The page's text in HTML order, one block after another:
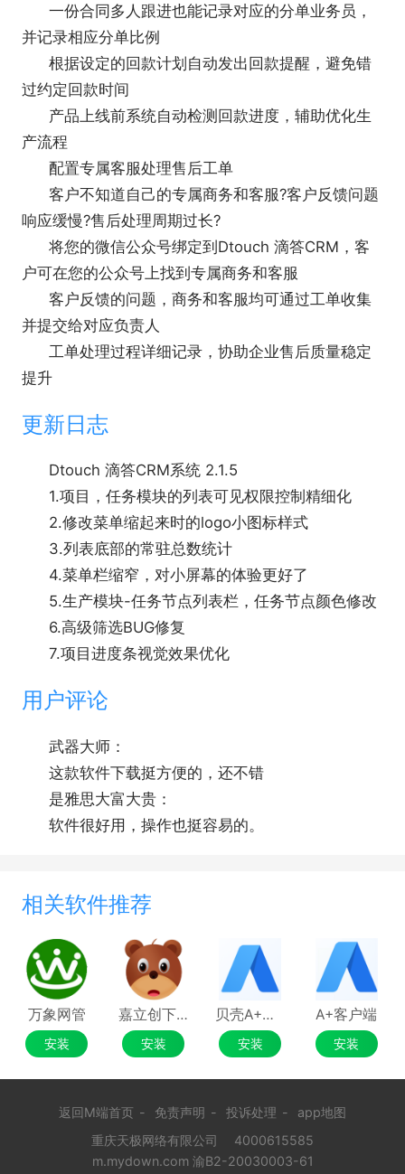
一份合同多人跟进也能记录对应的分单业务员，
并记录相应分单比例
根据设定的回款计划自动发出回款提醒，避免错
过约定回款时间
产品上线前系统自动检测回款进度，辅助优化生
产流程
配置专属客服处理售后工单
客户不知道自己的专属商务和客服?客户反馈问题
响应缓慢?售后处理周期过长?
将您的微信公众号绑定到Dtouch 滴答CRM，客
户可在您的公众号上找到专属商务和客服
客户反馈的问题，商务和客服均可通过工单收集
并提交给对应负责人
工单处理过程详细记录，协助企业售后质量稳定
提升
更新日志
Dtouch 滴答CRM系统 2.1.5
1.项目，任务模块的列表可见权限控制精细化
2.修改菜单缩起来时的logo小图标样式
3.列表底部的常驻总数统计
4.菜单栏缩窄，对小屏幕的体验更好了
5.生产模块-任务节点列表栏，任务节点颜色修改
6.高级筛选BUG修复
7.项目进度条视觉效果优化
用户评论
武器大师：
这款软件下载挺方便的，还不错
是雅思大富大贵：
软件很好用，操作也挺容易的。
相关软件推荐
万象网管
安装
嘉立创下单助手
安装
贝壳A+系统
安装
A+客户端
安装
返回M端首页 - 免责声明 - 投诉处理 -
app地图
重庆天极网络有限公司
4000615585
m.mydown.com 渝B2-20030003-61